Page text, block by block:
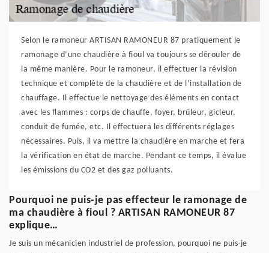
Selon le ramoneur ARTISAN RAMONEUR 87 pratiquement le
ramonage d’une chaudière à fioul va toujours se dérouler de
la même manière. Pour le ramoneur, il effectuer la révision
technique et complète de la chaudière et de l’installation de
chauffage. Il effectue le nettoyage des éléments en contact
avec les flammes : corps de chauffe, foyer, brûleur, gicleur,
conduit de fumée, etc. Il effectuera les différents réglages
nécessaires. Puis, il va mettre la chaudière en marche et fera
la vérification en état de marche. Pendant ce temps, il évalue
les émissions du CO2 et des gaz polluants.
Pourquoi ne puis-je pas effecteur le ramonage de
ma chaudière à fioul ? ARTISAN RAMONEUR 87
explique…
Je suis un mécanicien industriel de profession, pourquoi ne puis-je